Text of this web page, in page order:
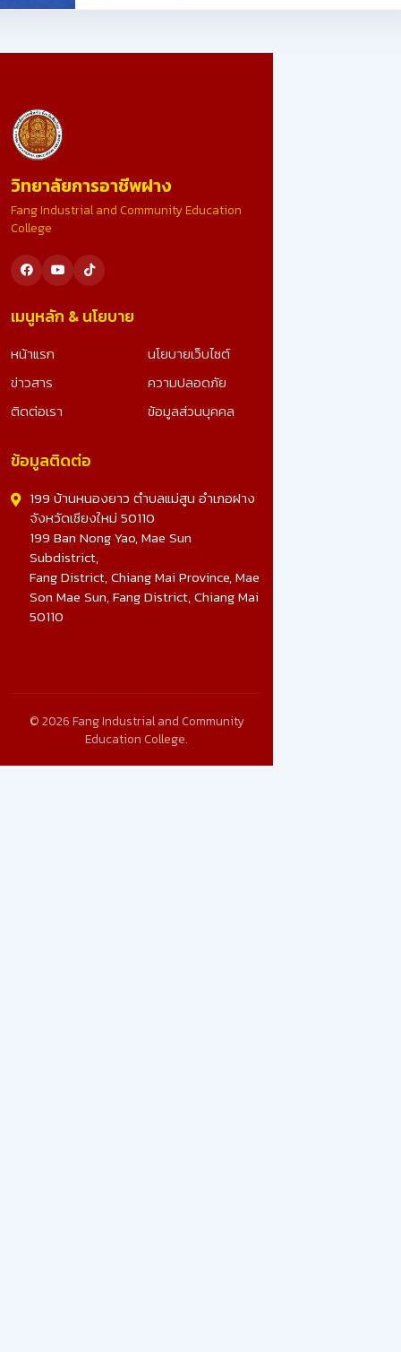
องคมนตรี ผู้แทนพระองค์ ณ สาลาดุสิดาลัย สวนจิตรล
จากคณะผู้บริหาร คณะครู บุคลากรทางการศึกษา ผู้
รับคัดเลือก เป็นสถานศึกษารางวัลพระราชทาน ระดับ
อาชีวศึกษา ขนาดใหญ่ ประจำปีการศึกษา 2567 อันทรง
สร้างเยาวชนที่ดีของชาติต่อไป ดูรูปภาพเพิ่มเติม -
วิทยาลัยการอาชีพฝาง
Fang Industrial and Community Education
College
เมนูหลัก & นโยบาย
หน้าแรก
ข่าวสาร
ติดต่อเรา
นโยบายเว็บไซต์
ความปลอดภัย
ข้อมูลส่วนบุคคล
ข้อมูลติดต่อ
199 บ้านหนองยาว ตำบลแม่สูน อำเภอฝาง
จังหวัดเชียงใหม่ 50110
199 Ban Nong Yao, Mae Sun
Subdistrict,
Fang District, Chiang Mai Province, Mae
Son Mae Sun, Fang District, Chiang Mai
50110
© 2026 Fang Industrial and Community
Education College.